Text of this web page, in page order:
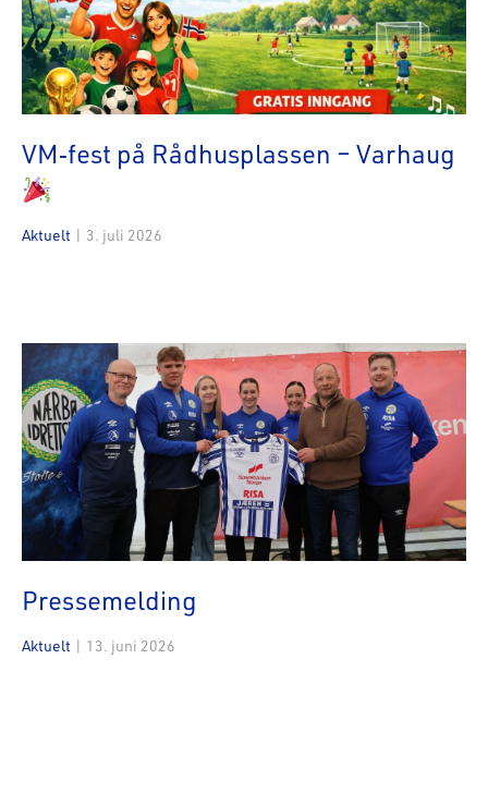
VM‑fest på Rådhusplassen – Varhaug
Aktuelt | 3. juli 2026
Pressemelding
Aktuelt | 13. juni 2026